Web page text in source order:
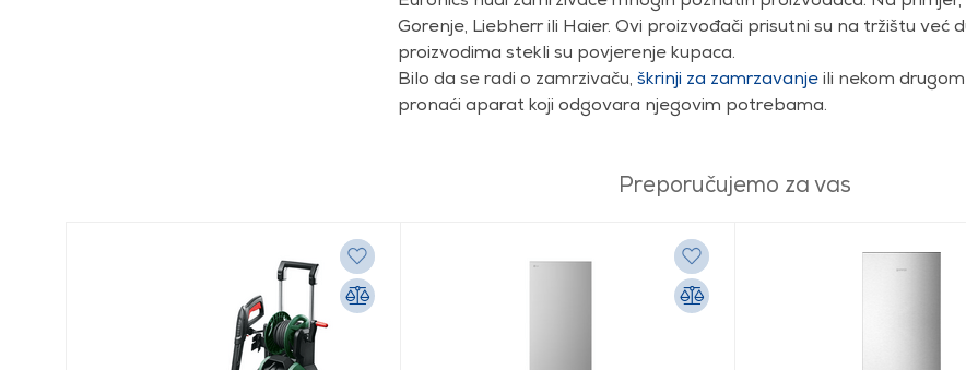
Gorenje, Liebherr ili Haier. Ovi proizvođači prisutni su na tržištu već
proizvodima stekli su povjerenje kupaca.
Bilo da se radi o zamrzivaču, škrinji za zamrzavanje ili nekom drugom
pronaći aparat koji odgovara njegovim potrebama.
Preporučujemo za vas